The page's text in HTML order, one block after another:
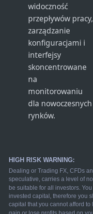
widoczność
przepływów pracy,
zarządzanie
konfiguracjami i
interfejsy
skoncentrowane
na
monitorowaniu
dla nowoczesnych
rynków.